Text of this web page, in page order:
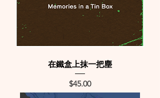
在鐵盒上抹一把塵
Price
$45.00